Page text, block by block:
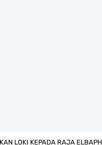
LOKI KEPADA RAJA